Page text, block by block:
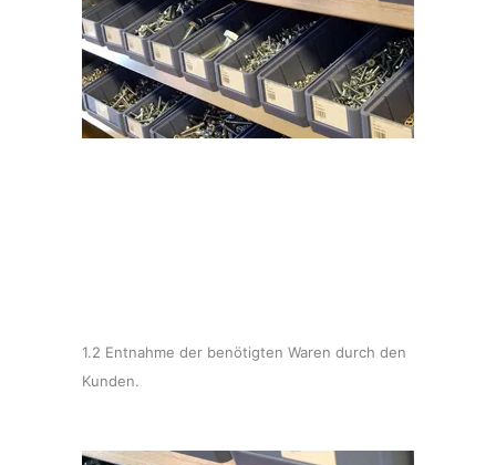
1.2 Entnahme der benötigten Waren durch den
Kunden.